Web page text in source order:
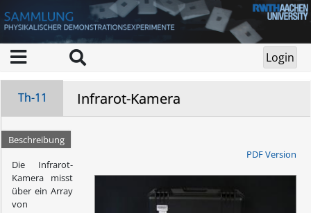
Th-11 Infrarot-Kamera
Beschreibung
PDF Version
Die Infrarot-
Kamera misst
über ein Array
von